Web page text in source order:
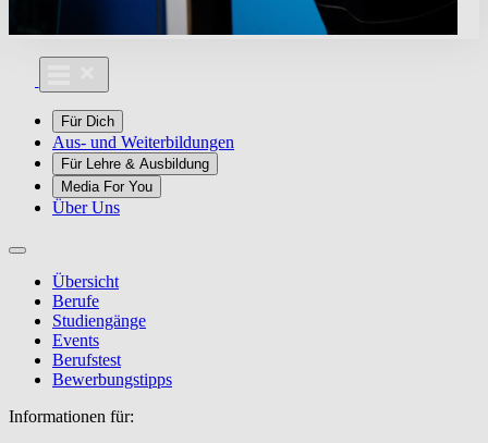
Für Dich
Aus- und Weiterbildungen
Für Lehre & Ausbildung
Media For You
Über Uns
Übersicht
Berufe
Studiengänge
Events
Berufstest
Bewerbungstipps
Informationen für: